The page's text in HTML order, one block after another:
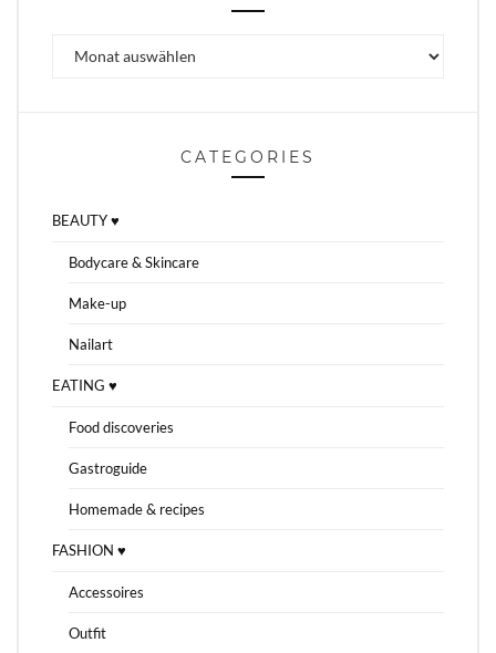
CATEGORIES
BEAUTY ♥
Bodycare & Skincare
Make-up
Nailart
EATING ♥
Food discoveries
Gastroguide
Homemade & recipes
FASHION ♥
Accessoires
Outfit